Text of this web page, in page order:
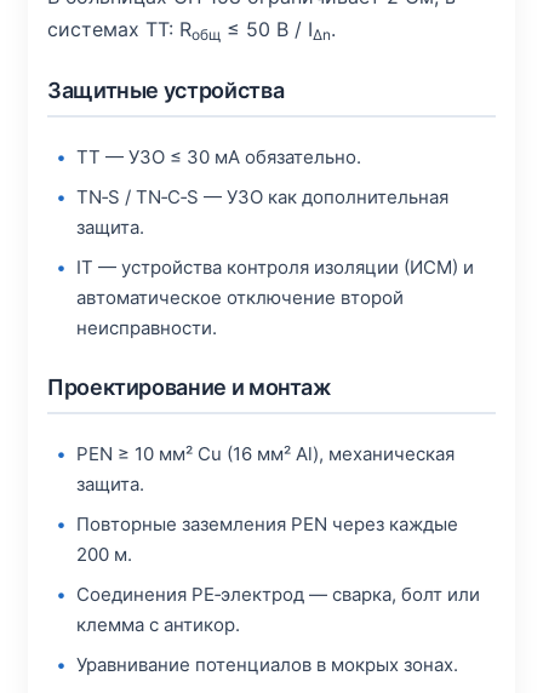
системах TT: Rобщ ≤ 50 В / IΔn.
Защитные устройства
TT — УЗО ≤ 30 мА обязательно.
TN‑S / TN‑C‑S — УЗО как дополнительная
защита.
IT — устройства контроля изоляции (ИСМ) и
автоматическое отключение второй
неисправности.
Проектирование и монтаж
PEN ≥ 10 мм² Cu (16 мм² Al), механическая
защита.
Повторные заземления PEN через каждые
200 м.
Соединения PE‑электрод — сварка, болт или
клемма с антикор.
Уравнивание потенциалов в мокрых зонах.